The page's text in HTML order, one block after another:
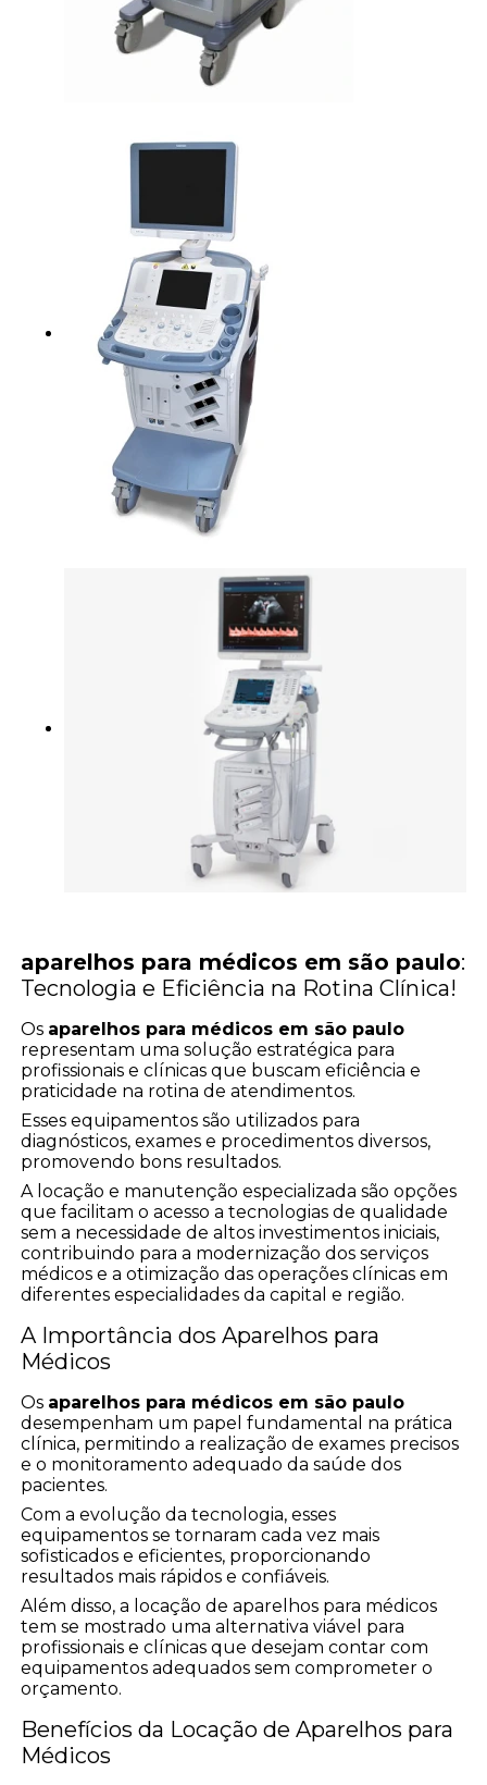
aparelhos para médicos em são paulo:
Tecnologia e Eficiência na Rotina Clínica!
Os aparelhos para médicos em são paulo
representam uma solução estratégica para
profissionais e clínicas que buscam eficiência e
praticidade na rotina de atendimentos.
Esses equipamentos são utilizados para
diagnósticos, exames e procedimentos diversos,
promovendo bons resultados.
A locação e manutenção especializada são opções
que facilitam o acesso a tecnologias de qualidade
sem a necessidade de altos investimentos iniciais,
contribuindo para a modernização dos serviços
médicos e a otimização das operações clínicas em
diferentes especialidades da capital e região.
A Importância dos Aparelhos para
Médicos
Os aparelhos para médicos em são paulo
desempenham um papel fundamental na prática
clínica, permitindo a realização de exames precisos
e o monitoramento adequado da saúde dos
pacientes.
Com a evolução da tecnologia, esses
equipamentos se tornaram cada vez mais
sofisticados e eficientes, proporcionando
resultados mais rápidos e confiáveis.
Além disso, a locação de aparelhos para médicos
tem se mostrado uma alternativa viável para
profissionais e clínicas que desejam contar com
equipamentos adequados sem comprometer o
orçamento.
Benefícios da Locação de Aparelhos para
Médicos